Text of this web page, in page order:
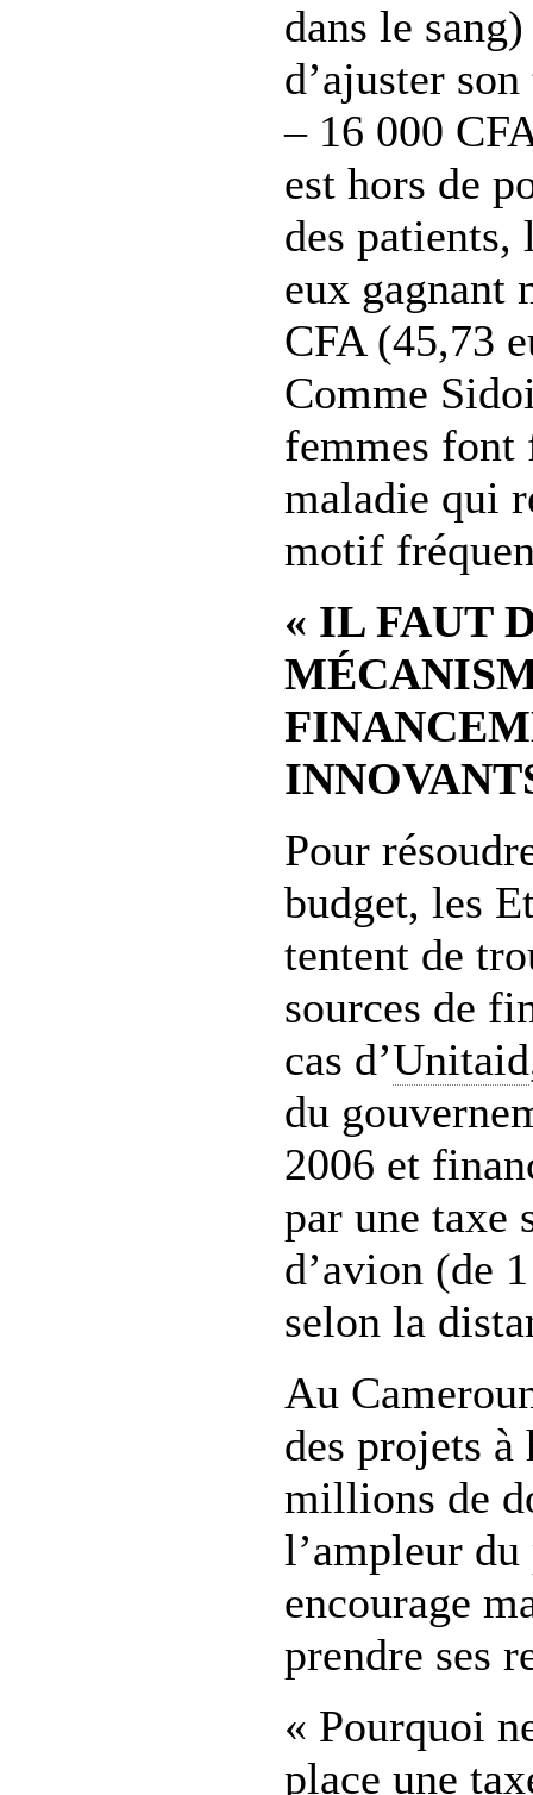
dans le
d’ajuster
– 16 000
est hors de
des patients,
eux gagnant
CFA (45,73
Comme
femmes font
maladie qui
motif
« IL FAUT
Pour
budget, les
tentent de
sources de
cas d’Unitaid
du
2006 et
par une taxe
d’avion (de
selon la
Au
des projets à
millions de
l’ampleur
encourage
prendre ses
« Pourquoi
place une